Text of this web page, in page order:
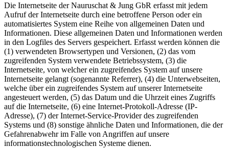
Die Internetseite der Nauruschat & Jung GbR erfasst mit jedem
Aufruf der Internetseite durch eine betroffene Person oder ein
automatisiertes System eine Reihe von allgemeinen Daten und
Informationen. Diese allgemeinen Daten und Informationen werden
in den Logfiles des Servers gespeichert. Erfasst werden können die
(1) verwendeten Browsertypen und Versionen, (2) das vom
zugreifenden System verwendete Betriebssystem, (3) die
Internetseite, von welcher ein zugreifendes System auf unsere
Internetseite gelangt (sogenannte Referrer), (4) die Unterwebseiten,
welche über ein zugreifendes System auf unserer Internetseite
angesteuert werden, (5) das Datum und die Uhrzeit eines Zugriffs
auf die Internetseite, (6) eine Internet-Protokoll-Adresse (IP-
Adresse), (7) der Internet-Service-Provider des zugreifenden
Systems und (8) sonstige ähnliche Daten und Informationen, die der
Gefahrenabwehr im Falle von Angriffen auf unsere
informationstechnologischen Systeme dienen.